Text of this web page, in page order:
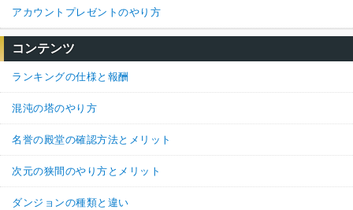
アカウントプレゼントのやり方
コンテンツ
ランキングの仕様と報酬
混沌の塔のやり方
名誉の殿堂の確認方法とメリット
次元の狭間のやり方とメリット
ダンジョンの種類と違い